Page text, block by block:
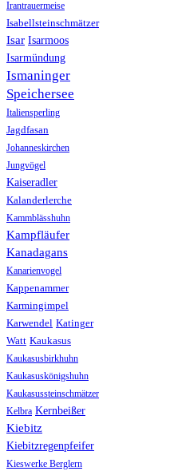
Irantrauermeise
Isabellsteinschmätzer
Isar Isarmoos
Isarmündung
Ismaninger
Speichersee
Italiensperling
Jagdfasan
Johanneskirchen
Jungvögel
Kaiseradler
Kalanderlerche
Kammblässhuhn
Kampfläufer
Kanadagans
Kanarienvogel
Kappenammer
Karmingimpel
Karwendel Katinger
Watt Kaukasus
Kaukasusbirkhuhn
Kaukasuskönigshuhn
Kaukasussteinschmätzer
Kelbra Kernbeißer
Kiebitz
Kiebitzregenpfeifer
Kieswerke Berglern